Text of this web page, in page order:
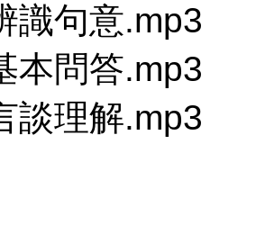
識句意.mp3
本問答.mp3
談理解.mp3